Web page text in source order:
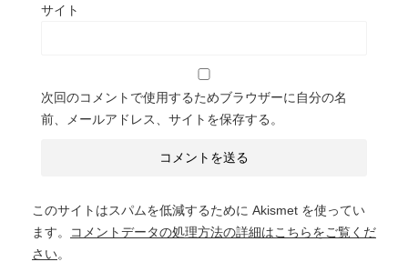
サイト
次回のコメントで使用するためブラウザーに自分の名
前、メールアドレス、サイトを保存する。
このサイトはスパムを低減するために Akismet を使ってい
ます。
コメントデータの処理方法の詳細はこちらをご覧くだ
さい。